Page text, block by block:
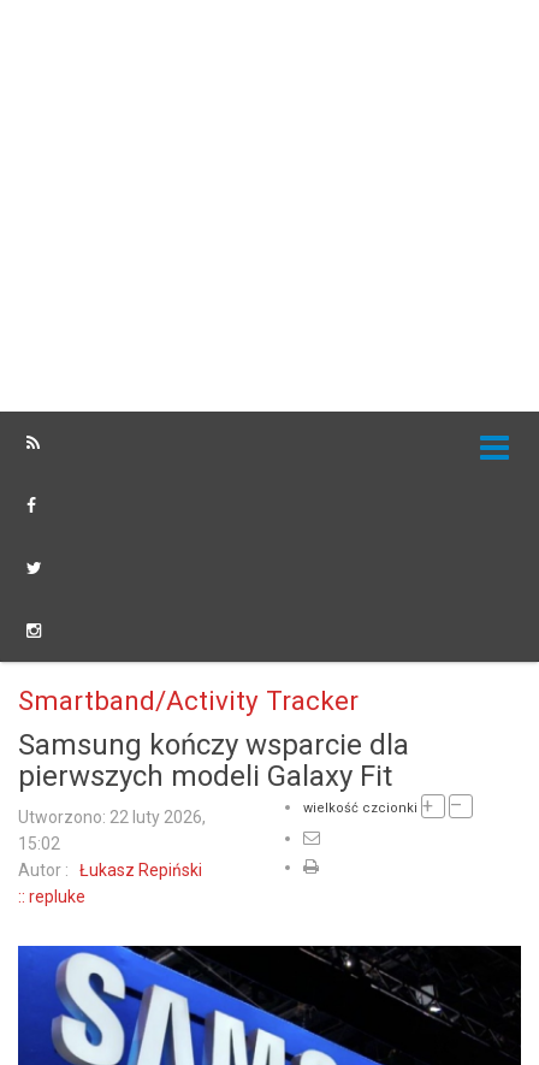
Smartband/Activity Tracker
Samsung kończy wsparcie dla
pierwszych modeli Galaxy Fit
wielkość czcionki + –
Utworzono: 22 luty 2026,
15:02
Autor : Łukasz Repiński
:: repluke